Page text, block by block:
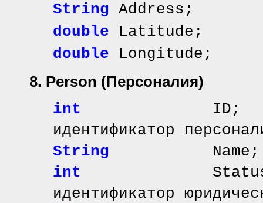
String Address;
double
double
8. Person (Персоналия)
int
идентификатор
String Name;
int
идентификатор